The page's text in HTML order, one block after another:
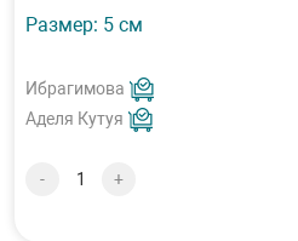
Размер: 5 см
Ибрагимова
Аделя Кутуя
- +